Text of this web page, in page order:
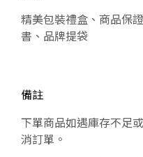
精美包裝禮盒、商品保證
書、品牌提袋
備註
下單商品如遇庫存不足
消訂單。